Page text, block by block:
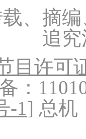
、摘
追
目许可
：
-1] 总机